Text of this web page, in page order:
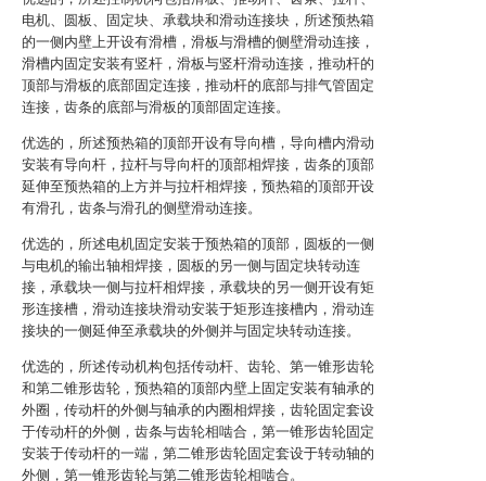
电机、圆板、固定块、承载块和滑动连接块，所述预热箱
的一侧内壁上开设有滑槽，滑板与滑槽的侧壁滑动连接，
滑槽内固定安装有竖杆，滑板与竖杆滑动连接，推动杆的
顶部与滑板的底部固定连接，推动杆的底部与排气管固定
连接，齿条的底部与滑板的顶部固定连接。
优选的，所述预热箱的顶部开设有导向槽，导向槽内滑动
安装有导向杆，拉杆与导向杆的顶部相焊接，齿条的顶部
延伸至预热箱的上方并与拉杆相焊接，预热箱的顶部开设
有滑孔，齿条与滑孔的侧壁滑动连接。
优选的，所述电机固定安装于预热箱的顶部，圆板的一侧
与电机的输出轴相焊接，圆板的另一侧与固定块转动连
接，承载块一侧与拉杆相焊接，承载块的另一侧开设有矩
形连接槽，滑动连接块滑动安装于矩形连接槽内，滑动连
接块的一侧延伸至承载块的外侧并与固定块转动连接。
优选的，所述传动机构包括传动杆、齿轮、第一锥形齿轮
和第二锥形齿轮，预热箱的顶部内壁上固定安装有轴承的
外圈，传动杆的外侧与轴承的内圈相焊接，齿轮固定套设
于传动杆的外侧，齿条与齿轮相啮合，第一锥形齿轮固定
安装于传动杆的一端，第二锥形齿轮固定套设于转动轴的
外侧，第一锥形齿轮与第二锥形齿轮相啮合。